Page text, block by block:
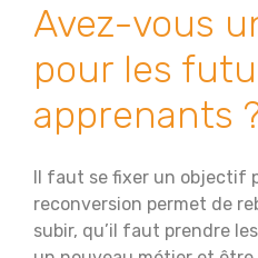
Avez-vous
pour les
apprenants
Il faut se fixer un objectif
reconversion permet de
subir, qu’il faut prendre